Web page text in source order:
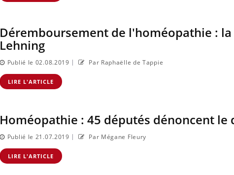
Déremboursement de l'homéopathie :
Lehning
Publié le 02.08.2019 | Par Raphaëlle de Tappie
LIRE L'ARTICLE
Homéopathie : 45 députés dénoncent
Publié le 21.07.2019 | Par Mégane Fleury
LIRE L'ARTICLE